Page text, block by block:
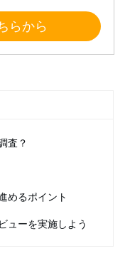
らから
査？
めるポイント
ューを実施しよう